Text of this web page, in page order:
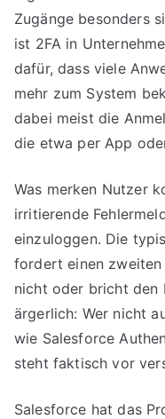
Zugänge besonders
ist 2FA in
dafür, dass viele
mehr zum System
dabei meist die
die etwa per App
Was merken Nutzer
irritierende
einzuloggen. Die
fordert einen
nicht oder bricht den
ärgerlich: Wer nicht
wie Salesforce
steht faktisch vor
Salesforce hat das